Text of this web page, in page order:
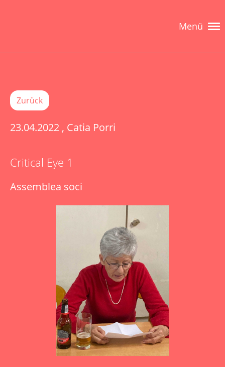
Menü
Zurück
23.04.2022 , Catia Porri
Critical Eye 1
Assemblea soci